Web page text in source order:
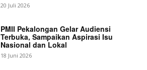
20 Juli 2026
PMII Pekalongan Gelar Audiensi
Terbuka, Sampaikan Aspirasi Isu
Nasional dan Lokal
18 Juni 2026